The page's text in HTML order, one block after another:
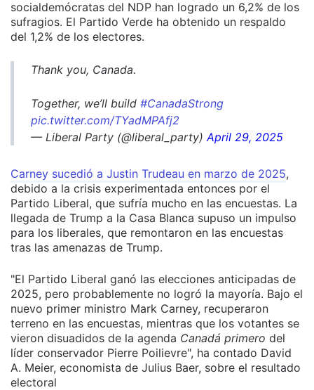
socialdemócratas del NDP han logrado un 6,2% de los
sufragios. El Partido Verde ha obtenido un respaldo
del 1,2% de los electores.
Thank you, Canada.
Together, we’ll build #CanadaStrong
pic.twitter.com/TYadMPAfj2
— Liberal Party (@liberal_party) April 29, 2025
Carney sucedió a Justin Trudeau en marzo de 2025,
debido a la crisis experimentada entonces por el
Partido Liberal, que sufría mucho en las encuestas. La
llegada de Trump a la Casa Blanca supuso un impulso
para los liberales, que remontaron en las encuestas
tras las amenazas de Trump.
"El Partido Liberal ganó las elecciones anticipadas de
2025, pero probablemente no logró la mayoría. Bajo el
nuevo primer ministro Mark Carney, recuperaron
terreno en las encuestas, mientras que los votantes se
vieron disuadidos de la agenda Canadá primero del
líder conservador Pierre Poilievre", ha contado David
A. Meier, economista de Julius Baer, sobre el resultado
electoral